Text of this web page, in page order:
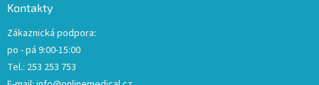
Kontakty
Zákaznická podpora:
po - pá 9:00-15:00
Tel.: 253 253 753